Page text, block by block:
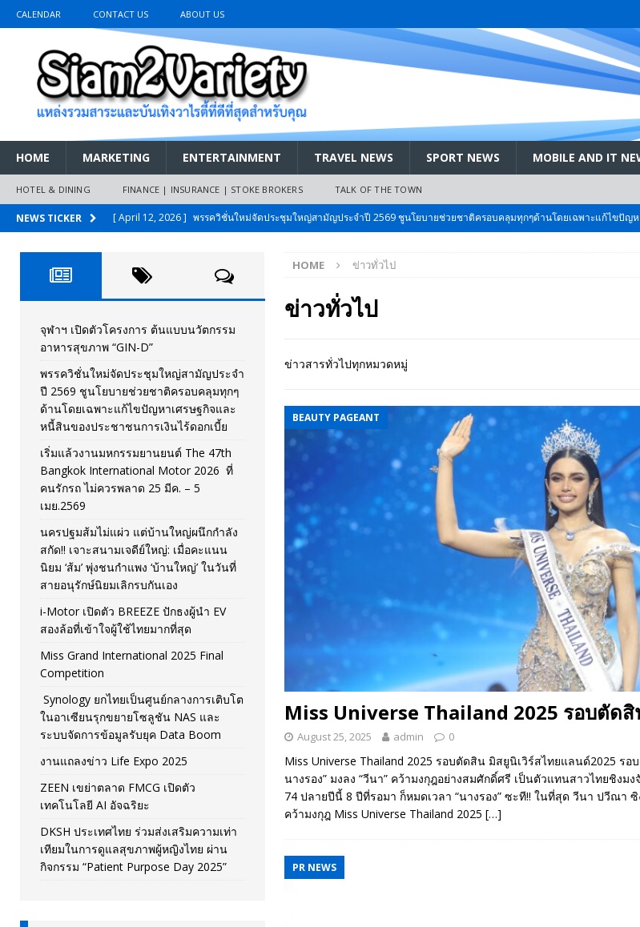
CALENDAR CONTACT US ABOUT US
HOME MARKETING ENTERTAINMENT TRAVEL NEWS SPORT NEWS MOBILE AND IT
HOTEL & DINING FINANCE | INSURANCE | STOKE BROKERS TALK OF THE TOWN
NEWS TICKER [ April 12, 2026 ] พรรควิชั่นใหม่จัดประชุมใหญ่สามัญประจำปี 2569 ชูนโยบายช่วยชาติครอบคลุมทุกๆด้านโดยเฉพาะแก้ไขปัญห
[ March 26, 2026 ]
เริ่มแล้วงานมหกรรมยานยนต์ The 47th Bangkok International Motor 2026 ที่คนรักรถ ไม่ควรพลาด 25 มีค
เมย.2569
AUTO NEWS
[ February 10, 2026 ] นครปฐมส้มไม่แผ่ว แต่บ้านใหญ่ผนึกกำลัง สกัด!! เจาะสนามเจดีย์ใหญ่: เมื่อคะแนนนิยม ‘ส้ม’ พุ่งชนกำแพง ‘บ้
วันที่สายอนุรักษ์นิยมเลิกรบกันเอง
[ November 26, 2025 ] i-Motor เปิดตัว BREEZE ปักธงผู้นำ EV สองล้อที่เข้าใจผู้ใช้ไทยมากที่สุด
[ April 30, 2026 ] จุฬาฯ เปิดตัวโครงการ ต้นแบบนวัตกรรมอาหารสุขภาพ “GIN-D” EVENT SOCIAL LIFE
HOME ข่าวทั่วไป
ข่าวทั่วไป
ข่าวสารทั่วไปทุกหมวดหมู่
BEAUTY PAGEANT
Miss Universe Thailand 2025 รอบตัด
August 25, 2025 admin 0
Miss Universe Thailand 2025 รอบตัดสิน มิสยูนิเวิร์สไทยแลนด์2025 ร
นางรอง” มงลง “วีนา” คว้ามงกุฎอย่างสมศักดิ์ศรี เป็นตัวแทนสาวไทยชิงมง
74 ปลายปีนี้ 8 ปีที่รอมา ก็หมดเวลา “นางรอง” ซะที!! ในที่สุด วีนา ปวีณา
คว้ามงกุฎ Miss Universe Thailand 2025 […]
PR NEWS
จุฬาฯ เปิดตัวโครงการ ต้นแบบนวัตกรรม
อาหารสุขภาพ “GIN-D”
พรรควิชั่นใหม่จัดประชุมใหญ่สามัญประจำ
ปี 2569 ชูนโยบายช่วยชาติครอบคลุมทุกๆ
ด้านโดยเฉพาะแก้ไขปัญหาเศรษฐกิจและ
หนี้สินของประชาชนการเงินไร้ดอกเบี้ย
เริ่มแล้วงานมหกรรมยานยนต์ The 47th
Bangkok International Motor 2026 ที่
คนรักรถ ไม่ควรพลาด 25 มีค. – 5
เมย.2569
นครปฐมส้มไม่แผ่ว แต่บ้านใหญ่ผนึกกำลัง
สกัด!! เจาะสนามเจดีย์ใหญ่: เมื่อคะแนน
นิยม ‘ส้ม’ พุ่งชนกำแพง ‘บ้านใหญ่’ ในวันที่
สายอนุรักษ์นิยมเลิกรบกันเอง
i-Motor เปิดตัว BREEZE ปักธงผู้นำ EV
สองล้อที่เข้าใจผู้ใช้ไทยมากที่สุด
Miss Grand International 2025 Final
Competition
Synology ยกไทยเป็นศูนย์กลางการเติบโต
ในอาเซียนรุกขยายโซลูชัน NAS และ
ระบบจัดการข้อมูลรับยุค Data Boom
งานแถลงข่าว Life Expo 2025
ZEEN เขย่าตลาด FMCG เปิดตัว
เทคโนโลยี AI อัจฉริยะ
DKSH ประเทศไทย ร่วมส่งเสริมความเท่า
เทียมในการดูแลสุขภาพผู้หญิงไทย ผ่าน
กิจกรรม “Patient Purpose Day 2025”